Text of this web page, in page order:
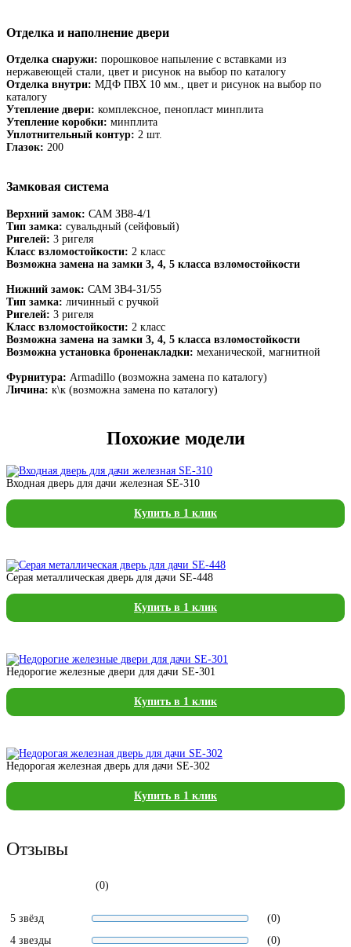
Отделка и наполнение двери
Отделка снаружи: порошковое напыление с вставками из
нержавеющей стали, цвет и рисунок на выбор по каталогу
Отделка внутри: МДФ ПВХ 10 мм., цвет и рисунок на выбор по
каталогу
Утепление двери: комплексное, пенопласт минплита
Утепление коробки: минплита
Уплотнительный контур: 2 шт.
Глазок: 200
Замковая система
Верхний замок: САМ ЗВ8-4/1
Тип замка: сувальдный (сейфовый)
Ригелей: 3 ригеля
Класс взломостойкости: 2 класс
Возможна замена на замки 3, 4, 5 класса взломостойкости
Нижний замок: САМ ЗВ4-31/55
Тип замка: личинный с ручкой
Ригелей: 3 ригеля
Класс взломостойкости: 2 класс
Возможна замена на замки 3, 4, 5 класса взломостойкости
Возможна установка броненакладки: механической, магнитной
Фурнитура: Armadillo (возможна замена по каталогу)
Личина: к\к (возможна замена по каталогу)
Похожие модели
Входная дверь для дачи железная SE-310
Купить в 1 клик
Серая металлическая дверь для дачи SE-448
Купить в 1 клик
Недорогие железные двери для дачи SE-301
Купить в 1 клик
Недорогая железная дверь для дачи SE-302
Купить в 1 клик
Отзывы
(0)
5 звёзд
(0)
4 звезды
(0)